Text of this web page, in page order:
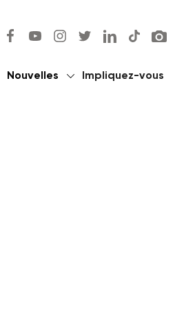
Nouvelles Impliquez-vous